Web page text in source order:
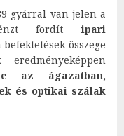
gyárral van jelen a
fordítipari
összege
az ágazatban,
és optikai szálak